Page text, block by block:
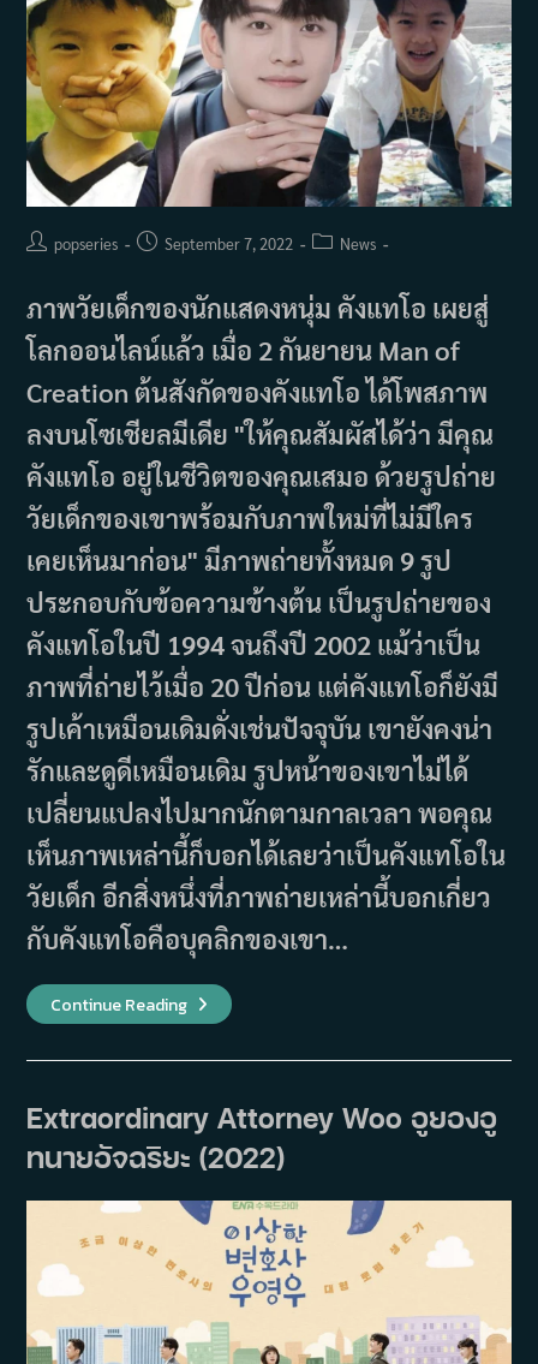
Postpopseries
PostSeptember 7, 2022
PostNews
ภาพวัยเด็กของนักแสดงหนุ่ม คังแทโอ เผยสู่
โลกออนไลน์แล้ว เมื่อ 2 กันยายน Man of
Creation ต้นสังกัดของคังแทโอ ได้โพสภาพ
ลงบนโซเชียลมีเดีย "ให้คุณสัมผัสได้ว่า มีคุณ
คังแทโอ อยู่ในชีวิตของคุณเสมอ ด้วยรูปถ่าย
วัยเด็กของเขาพร้อมกับภาพใหม่ที่ไม่มีใคร
เคยเห็นมาก่อน" มีภาพถ่ายทั้งหมด 9 รูป
ประกอบกับข้อความข้างต้น เป็นรูปถ่ายของ
คังแทโอในปี 1994 จนถึงปี 2002 แม้ว่าเป็น
ภาพที่ถ่ายไว้เมื่อ 20 ปีก่อน แต่คังแทโอก็ยังมี
รูปเค้าเหมือนเดิมดั่งเช่นปัจจุบัน เขายังคงน่า
รักและดูดีเหมือนเดิม รูปหน้าของเขาไม่ได้
เปลี่ยนแปลงไปมากนักตามกาลเวลา พอคุณ
เห็นภาพเหล่านี้ก็บอกได้เลยว่าเป็นคังแทโอใน
วัยเด็ก อีกสิ่งหนึ่งที่ภาพถ่ายเหล่านี้บอกเกี่ยว
กับคังแทโอคือบุคลิกของเขา…
Continue Readingต้น
สังกัด
วัย
คังแท
โอ
(Kang
Tae
ให้
แฟนๆ
ชื่นชม
Extraordinary Attorney Woo อูยองอู
ทนายอัจฉริยะ (2022)